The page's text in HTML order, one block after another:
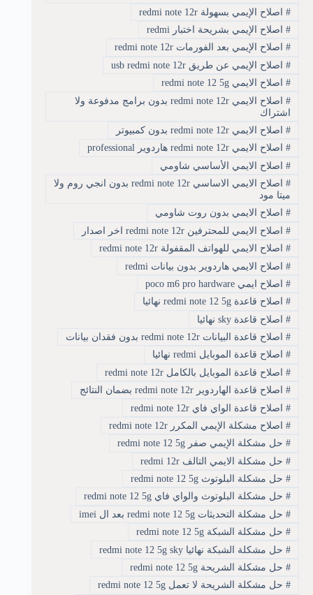
#اصلاح الإيمي بسهولة redmi note 12r
#اصلاح الإيمي بشريحة اختبار redmi
#اصلاح الإيمي بعد الفورمات redmi note 12r
#اصلاح الإيمي عن طريق usb redmi note 12r
#اصلاح الايمي redmi note 12 5g
#
اصلاح الايمي redmi note 12r بدون برامج مدفوعة ولا
اشتراك
#اصلاح الايمي redmi note 12r بدون كمبيوتر
#اصلاح الايمي redmi note 12r هاردوير professional
#اصلاح الايمي الأساسي شاومي
#
اصلاح الايمي الاساسي redmi note 12r بدون انجي روم ولا
ميتا مود
#اصلاح الايمي بدون روت شاومي
#اصلاح الايمي للمحترفين redmi note 12r اخر اصدار
#اصلاح الايمي للهواتف المقفولة redmi note 12r
#اصلاح الايمي هاردوير بدون بيانات redmi
#اصلاح ايمي poco m6 pro hardware
#اصلاح قاعدة redmi note 12 5g نهائيا
#اصلاح قاعدة sky نهائيا
#اصلاح قاعدة البيانات redmi note 12r بدون فقدان بيانات
#اصلاح قاعدة الموبايل redmi نهائيا
#اصلاح قاعدة الموبايل بالكامل redmi note 12r
#اصلاح قاعدة الهاردوير redmi note 12r بضمان النتائج
#اصلاح قاعدة الواي فاي redmi note 12r
#اصلاح مشكلة الإيمي المكرر redmi note 12r
#حل مشكلة الإيمي صفر redmi note 12 5g
#حل مشكلة الايمي التالف redmi 12r
#حل مشكلة البلوتوث redmi note 12 5g
#حل مشكلة البلوتوث والواي فاي redmi note 12 5g
#حل مشكلة التحديثات redmi note 12 5g بعد ال imei
#حل مشكلة الشبكة redmi note 12 5g
#حل مشكلة الشبكة نهائيا redmi note 12 5g sky
#حل مشكلة الشريحة redmi note 12 5g
#حل مشكلة الشريحة لا تعمل redmi note 12 5g